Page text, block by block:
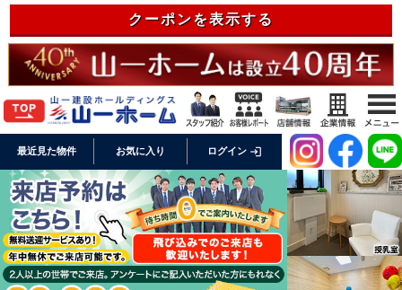
クーポンを表示する
最近見た物件 お気に入り ログイン login